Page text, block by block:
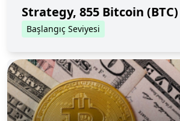
Strategy, 855 Bitcoin (BTC)
Başlangıç Seviyesi